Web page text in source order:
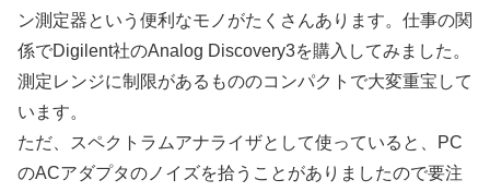
ン測定器という便利なモノがたくさんあります。仕事の関
係でDigilent社のAnalog Discovery3を購入してみました。
測定レンジに制限があるもののコンパクトで大変重宝して
います。
ただ、スペクトラムアナライザとして使っていると、PC
のACアダプタのノイズを拾うことがありましたので要注